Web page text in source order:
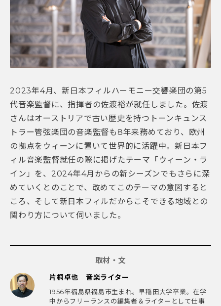
2023年4月、新日本フィルハーモニー交響楽団の第5
代音楽監督に、指揮者の佐渡裕が就任しました。佐渡
さんはオーストリアで古い歴史を持つトーンキュンス
トラー管弦楽団の音楽監督も8年来務めており、欧州
の拠点をウィーンに置いて世界的に活躍中。新日本フ
ィル音楽監督就任の際に掲げたテーマ「ウィーン・ラ
イン」を、2024年4月からの新シーズンでもさらに深
めていくとのことで、改めてこのテーマの意図すると
ころ、そして新日本フィルだからこそできる地域との
関わり方について伺いました。
取材・文
片桐卓也 音楽ライター
1956年福島県福島市生まれ。早稲田大学卒業。在学
中からフリーランスの編集者＆ライターとして仕事